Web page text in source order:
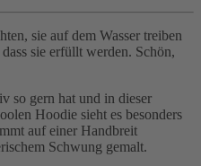
sie auf dem Wasser treiben
sie erfüllt werden. Schön,
so gern hat und in dieser
Hoodie sieht es besonders
auf einer Handbreit
Schwung gemalt.